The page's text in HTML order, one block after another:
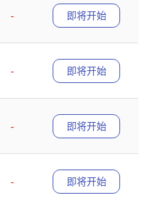
-
即将开始
-
即将开始
-
即将开始
-
即将开始